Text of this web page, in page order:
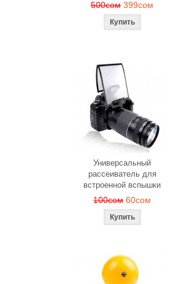
500сом 399сом
Универсальный
рассеиватель для
встроенной вспышки
100сом 60сом